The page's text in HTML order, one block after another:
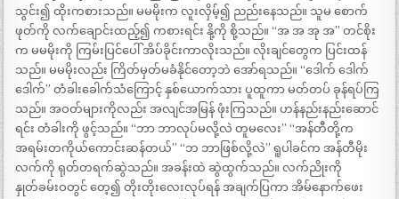
သွင်း၍ ထိုးကစားသည်။ မမမိုးက လူးလှိမ့်၍ ညည်းနေသည်။ သူမ စောက်
ဖုတ်ကို လက်ချောင်းထည့်၍ ကစားရင်း နို့ကို စို့သည်။ “အ အ အု အ” တင်စိုး
က မမမိုးကို ကြမ်းပြင်ပေါ် အိပ်ခိုင်းကာလိုးသည်။ လိုးချင်တွေက ပြင်းထန်
သည်။ မမမိုးလည်း ကြိတ်မှတ်မခံနိုင်တော့ဘဲ အော်ရသည်။ “ဒေါက် ဒေါက်
ဒေါက်” တံခါးခေါက်သံကြောင့် နှစ်ယောက်သား ပူထူကာ မတ်တပ် ခုန်ရပ်ကြ
သည်။ အဝတ်များကိုလည်း အလျင်အမြန် ဖုံးကြသည်။ ဟန်နည်းနည်းဆောင်
ရင်း တံခါးကို ဖွင့်သည်။ “ဘာ ဘာလုပ်မလို့လဲ တူမလေး” “အန်တီတို့က
အရမ်းတကိုယ်ကောင်းဆန်တယ်” “ဘ ဘာဖြစ်လို့လဲ” ရူပါခင်က အန်တီမိုး
လက်ကို ရုတ်တရက်ဆွဲသည်။ အခန်းထဲ ဆွဲထွက်သည်။ လက်ညိုးကို
နှုတ်ခမ်းဝတွင် တေ့၍ တိုးတိုးလေးလုပ်ရန် အချက်ပြကာ အိမ်နောက်ဖေး